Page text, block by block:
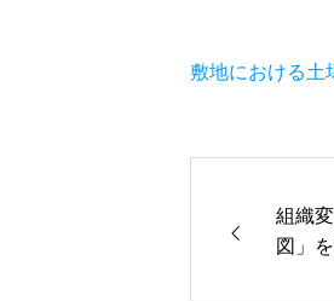
敷地における土
組織
図」